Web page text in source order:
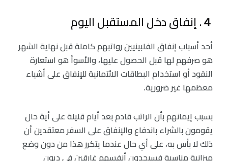
４. إنفاق دخل المستقبل اليوم
أحد أسباب إنفاق الفلبينيين رواتبهم كاملة قبل نهاية الشهر
هو صرفهم لها قبل الحصول عليها، والأسوأ هو استعارة
النقود أو استخدام البطاقات الائتمانية للإنفاق على أشياء
معظمها غير ضرورية.
بسبب إيمانهم بأن الراتب قادم بعد أيام قليلة على أية حال
يقومون بالشراء باندفاع والإنفاق على السفر معتقدين أن
ذلك لا بأس به، على أي حال عندما يتكرر هذا من دون وضع
ميزانية مناسبة فسيجدون أنفسهم غارقين في ديون